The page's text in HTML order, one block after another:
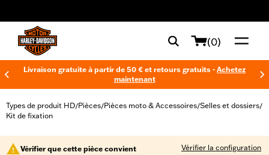
(0)
Livraison gratuite à partir de 50 € et retours gratuits - Achetez
maintenant
Types de produit HD/Pièces/Pièces moto & Accessoires/Selles et dossiers/
Kit de fixation
Vérifier que cette pièce convient Vérifier la configuration